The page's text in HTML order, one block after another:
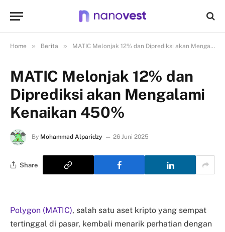
Home » Berita » MATIC Melonjak 12% dan Diprediksi akan Mengalami Kenaikan 450%
MATIC Melonjak 12% dan
Diprediksi akan Mengalami
Kenaikan 450%
By Mohammad Alparidzy 26 Juni 2025
Share
Polygon (MATIC), salah satu aset kripto yang sempat
tertinggal di pasar, kembali menarik perhatian dengan